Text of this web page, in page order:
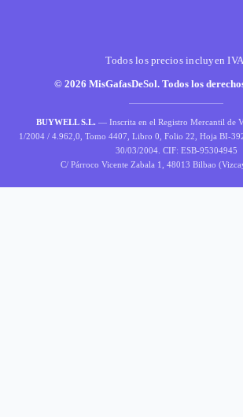
Todos los precios incluyen
© 2026 MisGafasDeSol. Todos los
BUYWELL S.L. — Inscrita en el Registro Mercantil de
1/2004 / 4.962,0, Tomo 4407, Libro 0, Folio 22, Hoja BI-
30/03/2004. CIF: ESB-95304945
C/ Párroco Vicente Zabala 1, 48013 Bilbao